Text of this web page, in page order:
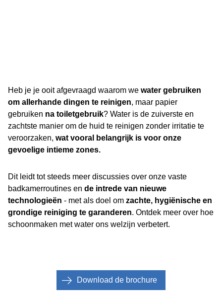
Heb je je ooit afgevraagd waarom we water gebruiken
om allerhande dingen te reinigen, maar papier
gebruiken na toiletgebruik? Water is de zuiverste en
zachtste manier om de huid te reinigen zonder irritatie te
veroorzaken, wat vooral belangrijk is voor onze
gevoelige intieme zones.
Dit leidt tot steeds meer discussies over onze vaste
badkamerroutines en de intrede van nieuwe
technologieën - met als doel om zachte, hygiënische en
grondige reiniging te garanderen. Ontdek meer over hoe
schoonmaken met water ons welzijn verbetert.
Download de brochure